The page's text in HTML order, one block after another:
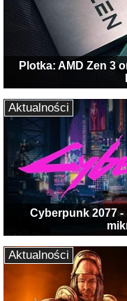
Plotka: AMD Zen 3
Cyberpunk 2077
Aktualności
Aktualności